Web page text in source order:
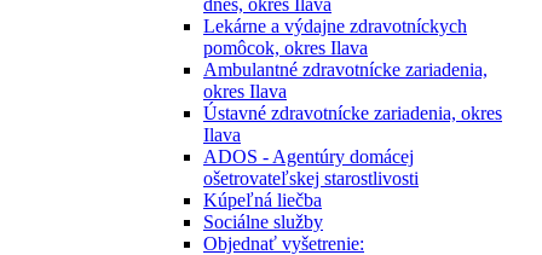
dnes, okres Ilava
Lekárne a výdajne zdravotníckych
pomôcok, okres Ilava
Ambulantné zdravotnícke zariadenia,
okres Ilava
Ústavné zdravotnícke zariadenia, okres
Ilava
ADOS - Agentúry domácej
ošetrovateľskej starostlivosti
Kúpeľná liečba
Sociálne služby
Objednať vyšetrenie: